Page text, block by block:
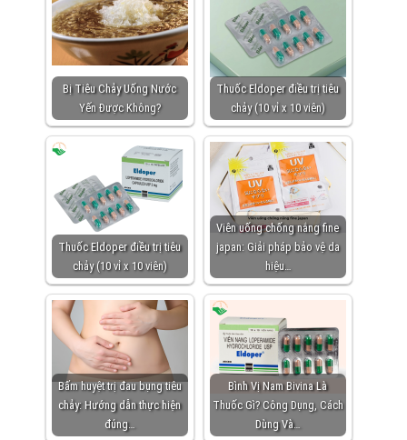
Bị Tiêu Chảy Uống Nước
Yến Được Không?
Thuốc Eldoper điều trị tiêu
chảy (10 vỉ x 10 viên)
Thuốc Eldoper điều trị tiêu
chảy (10 vỉ x 10 viên)
Viên uống chống nắng fine
japan: Giải pháp bảo vệ da
hiệu…
Bấm huyệt trị đau bụng tiêu
chảy: Hướng dẫn thực hiện
đúng…
Bình Vị Nam Bivina Là
Thuốc Gì? Công Dụng, Cách
Dùng Và…